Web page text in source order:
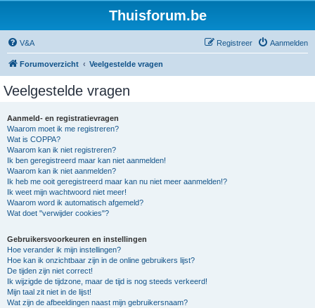
Thuisforum.be
V&A Aanmelden
Registreer
Forumoverzicht Veelgestelde vragen
Veelgestelde vragen
Aanmeld- en registratievragen
Waarom moet ik me registreren?
Wat is COPPA?
Waarom kan ik niet registreren?
Ik ben geregistreerd maar kan niet aanmelden!
Waarom kan ik niet aanmelden?
Ik heb me ooit geregistreerd maar kan nu niet meer aanmelden!?
Ik weet mijn wachtwoord niet meer!
Waarom word ik automatisch afgemeld?
Wat doet "verwijder cookies"?
Gebruikersvoorkeuren en instellingen
Hoe verander ik mijn instellingen?
Hoe kan ik onzichtbaar zijn in de online gebruikers lijst?
De tijden zijn niet correct!
Ik wijzigde de tijdzone, maar de tijd is nog steeds verkeerd!
Mijn taal zit niet in de lijst!
Wat zijn de afbeeldingen naast mijn gebruikersnaam?